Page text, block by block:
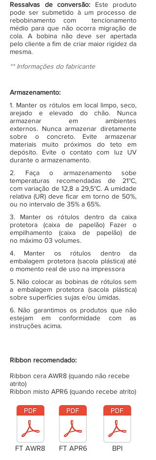
Ressalvas de conversão: Este produto
pode ser submetido à um processo de
rebobinamento com tencionamento
médio para que não ocorra migração de
cola. A bobina não deve ser apertada
pelo cliente a fim de criar maior rigidez da
mesma.
** Informações do fabricante
Armazenamento:
1. Manter os rótulos em local limpo, seco,
arejado e elevado do chão. Nunca
armazenar em ambientes
externos. Nunca armazenar diretamente
sobre o concreto. Evite armazenar
materiais muito próximos do teto em
depósito. Evite o contato com luz UV
durante o armazenamento.
2. Faça o armazenamento sobe
temperaturas recomendadas de 21°C,
com variação de 12,8 a 29,5°C. A umidade
relativa (UR) deve ficar em torno de 50%,
ou no intervalo de 35% a 65%.
3. Manter os rótulos dentro da caixa
protetora (caixa de papelão) Fazer o
empilhamento (caixa de papelão) de
no máximo 03 volumes.
4. Manter os rótulos dentro da
embalagem protetora (sacola plástica) até
o momento real de uso na impressora
5. Não colocar as bobinas de rótulos sem
a embalagem protetora (sacola plástica)
sobre superfícies sujas e/ou úmidas.
6. Não garantimos os produtos que não
estejam em conformidade com as
instruções acima.
Ribbon recomendado:
Ribbon cera AWR8 (quando não recebe
atrito)
Ribbon misto APR6 (quando recebe atrito)
FT AWR8 FT APR6 BPI